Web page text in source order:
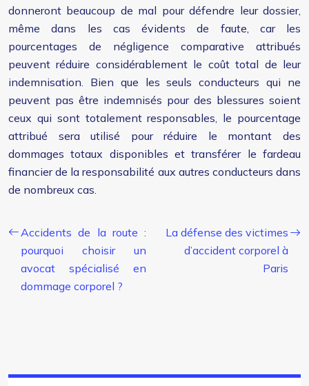
donneront beaucoup de mal pour défendre leur dossier,
même dans les cas évidents de faute, car les
pourcentages de négligence comparative attribués
peuvent réduire considérablement le coût total de leur
indemnisation. Bien que les seuls conducteurs qui ne
peuvent pas être indemnisés pour des blessures soient
ceux qui sont totalement responsables, le pourcentage
attribué sera utilisé pour réduire le montant des
dommages totaux disponibles et transférer le fardeau
financier de la responsabilité aux autres conducteurs dans
de nombreux cas.
Accidents de la route :
pourquoi choisir un
avocat spécialisé en
dommage corporel ?
La défense des victimes
d’accident corporel à
Paris